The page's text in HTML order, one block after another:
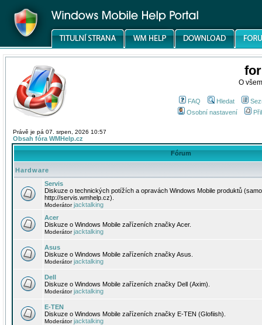
O
FAQ Hledat
Osobní nastavení
Právě je pá 07. srpen, 2026 10:57
Obsah fóra WMHelp.cz
Fórum
Hardware
Servis
Diskuze o technických potížích a opravách Windows Mobile produktů
http://servis.wmhelp.cz).
Moderátorjacktalking
Acer
Diskuze o Windows Mobile zařízeních značky Acer.
Moderátorjacktalking
Asus
Diskuze o Windows Mobile zařízeních značky Asus.
Moderátorjacktalking
Dell
Diskuze o Windows Mobile zařízeních značky Dell (Axim).
Moderátorjacktalking
E-TEN
Diskuze o Windows Mobile zařízeních značky E-TEN (Glofiish).
Moderátorjacktalking